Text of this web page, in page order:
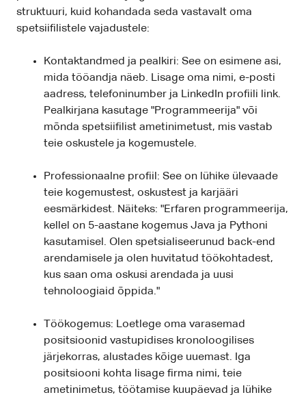
struktuuri, kuid kohandada seda vastavalt oma
spetsiifilistele vajadustele:
Kontaktandmed ja pealkiri: See on esimene asi,
mida tööandja näeb. Lisage oma nimi, e-posti
aadress, telefoninumber ja LinkedIn profiili link.
Pealkirjana kasutage "Programmeerija" või
mõnda spetsiifilist ametinimetust, mis vastab
teie oskustele ja kogemustele.
Professionaalne profiil: See on lühike ülevaade
teie kogemustest, oskustest ja karjääri
eesmärkidest. Näiteks: "Erfaren programmeerija,
kellel on 5-aastane kogemus Java ja Pythoni
kasutamisel. Olen spetsialiseerunud back-end
arendamisele ja olen huvitatud töökohtadest,
kus saan oma oskusi arendada ja uusi
tehnoloogiaid õppida."
Töökogemus: Loetlege oma varasemad
positsioonid vastupidises kronoloogilises
järjekorras, alustades kõige uuemast. Iga
positsiooni kohta lisage firma nimi, teie
ametinimetus, töötamise kuupäevad ja lühike